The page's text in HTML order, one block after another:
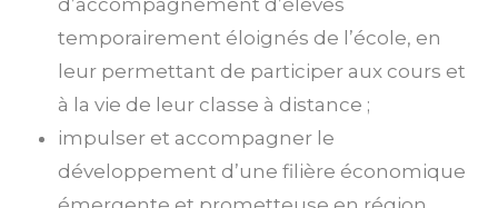
temporairement éloignés de l’école, en
leur permettant de participer aux cours et
à la vie de leur classe à distance ;
impulser et accompagner le
développement d’une filière économique